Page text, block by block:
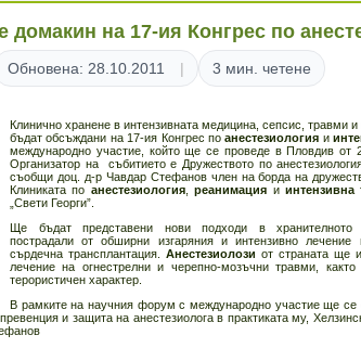
на 17-ия Конгрес по
Обновена: 28.10.2011
3 мин. четене
Клинично хранене в интензивната медицина, сепсис, травми
бъдат обсъждани на 17-ия Конгрес поанестезиология и
международно участие, който ще се проведе в Пловдив от
Организатор на събитието е Дружеството по
съобщи доц. д-р Чавдар Стефанов член на борда на
Клиниката по анестезиология,реанимация и интензивна
„Свети Георги”.
Ще бъдат представени нови подходи в хранителното
пострадали от обширни изгаряния и интензивно лечение
сърдечна трансплантация. Анестезиолози от страната ще
лечение на огнестрелни и черепно-мозъчни травми,
терористичен характер.
В рамките на научния форум с международно участие ще се
и защита на анестезиолога в практиката му,